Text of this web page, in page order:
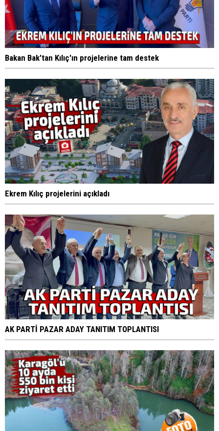
Bakan Bak'tan Kılıç'ın projelerine tam destek
Ekrem Kılıç projelerini açıkladı
AK PARTİ PAZAR ADAY TANITIM TOPLANTISI